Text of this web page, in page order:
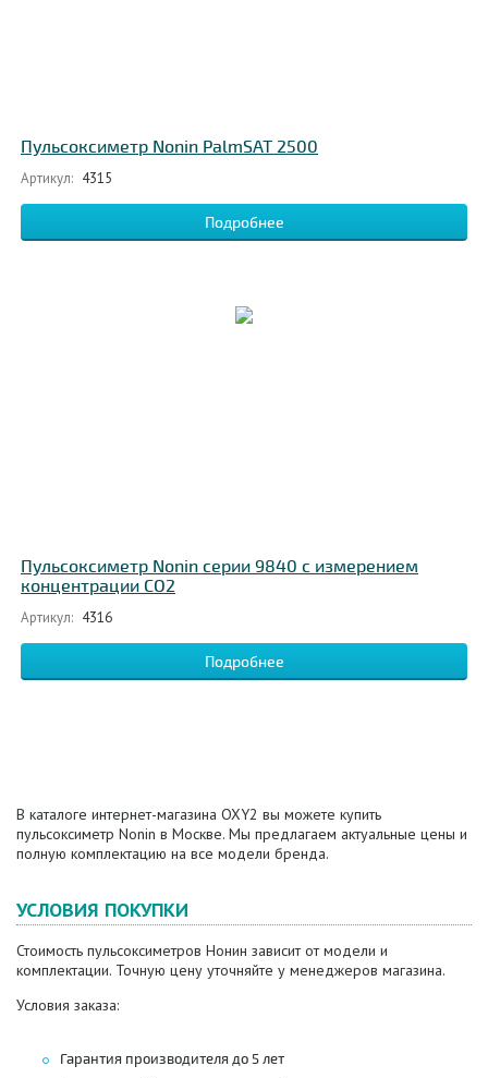
Пульсоксиметр Nonin PalmSAT 2500
Артикул: 4315
Подробнее
Пульсоксиметр Nonin серии 9840 с измерением
концентрации CO2
Артикул: 4316
Подробнее
В каталоге интернет-магазина OXY2 вы можете купить
пульсоксиметр Nonin в Москве. Мы предлагаем актуальные цены и
полную комплектацию на все модели бренда.
УСЛОВИЯ ПОКУПКИ
Стоимость пульсоксиметров Нонин зависит от модели и
комплектации. Точную цену уточняйте у менеджеров магазина.
Условия заказа:
Гарантия производителя до 5 лет